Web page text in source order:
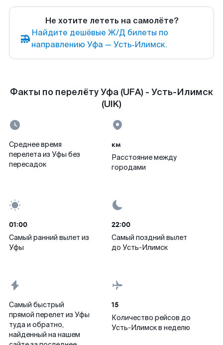
Не хотите лететь на самолёте?
Найдите дешёвые Ж/Д билеты по
направлению Уфа — Усть‑Илимск.
Факты по перелёту Уфа (UFA) - Усть-Илимск
(UIK)
Среднее время
перелета из Уфы без
пересадок
км
Расстояние между
городами
01:00
Самый ранний вылет из
Уфы
22:00
Самый поздний вылет
до Усть-Илимск
Самый быстрый
прямой перелет из Уфы
туда и обратно,
найденный на нашем
15
Количество рейсов до
Усть-Илимск в неделю